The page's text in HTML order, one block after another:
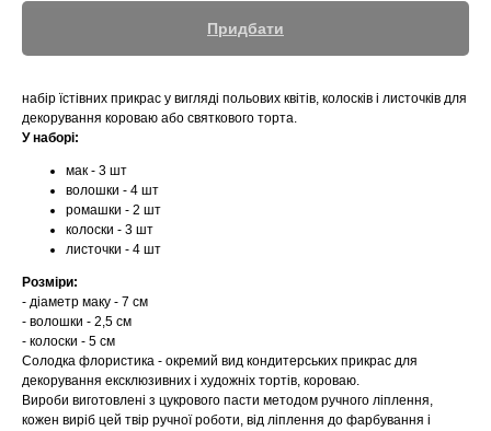
Придбати
набір їстівних прикрас у вигляді польових квітів, колосків і листочків для
декорування короваю або святкового торта.
У наборі:
мак - 3 шт
волошки - 4 шт
ромашки - 2 шт
колоски - 3 шт
листочки - 4 шт
Розміри:
- діаметр маку - 7 см
- волошки - 2,5 см
- колоски - 5 см
Солодка флористика - окремий вид кондитерських прикрас для
декорування ексклюзивних і художніх тортів, короваю.
Вироби виготовлені з цукрового пасти методом ручного ліплення,
кожен виріб цей твір ручної роботи, від ліплення до фарбування і